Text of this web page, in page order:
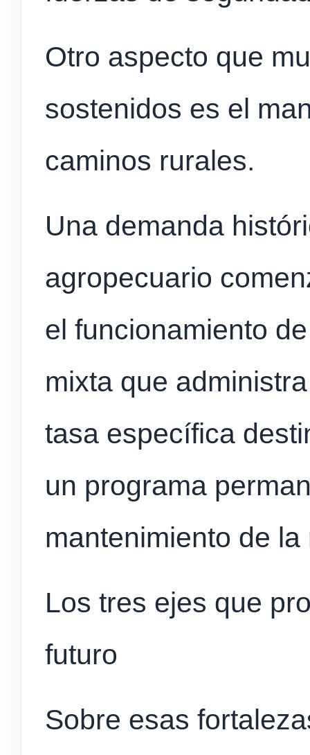
Otro aspecto que
sostenidos es el
caminos rurales.
Una demanda
agropecuario
el funcionamiento
mixta que
tasa específica
un programa
mantenimiento de
Los tres ejes que
futuro
Sobre esas